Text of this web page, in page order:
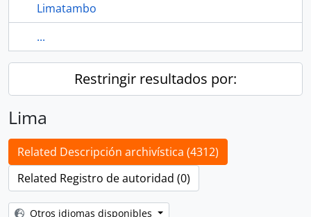
Limatambo
...
Restringir resultados por:
Lima
Related Descripción archivística (4312)
Related Registro de autoridad (0)
Otros idiomas disponibles